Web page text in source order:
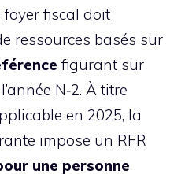
foyer fiscal doit
ressources basés sur
figurant sur
N‑2. À titre
en 2025, la
impose un RFR
une personne